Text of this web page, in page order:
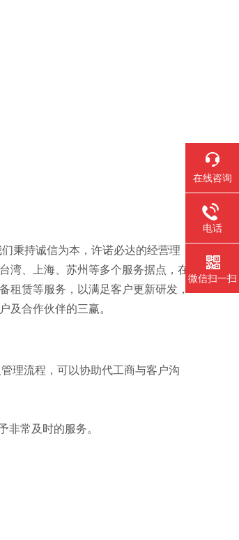
秉持诚信为本，许诺必达的经营理
湾、上海、苏州等多个服务据点，在
租赁等服务，以满足客户更新研发，
及合作伙伴的三赢。
理流程，可以协助代工商与客户沟
常及时的服务。
在线咨询
电话
微信扫一扫